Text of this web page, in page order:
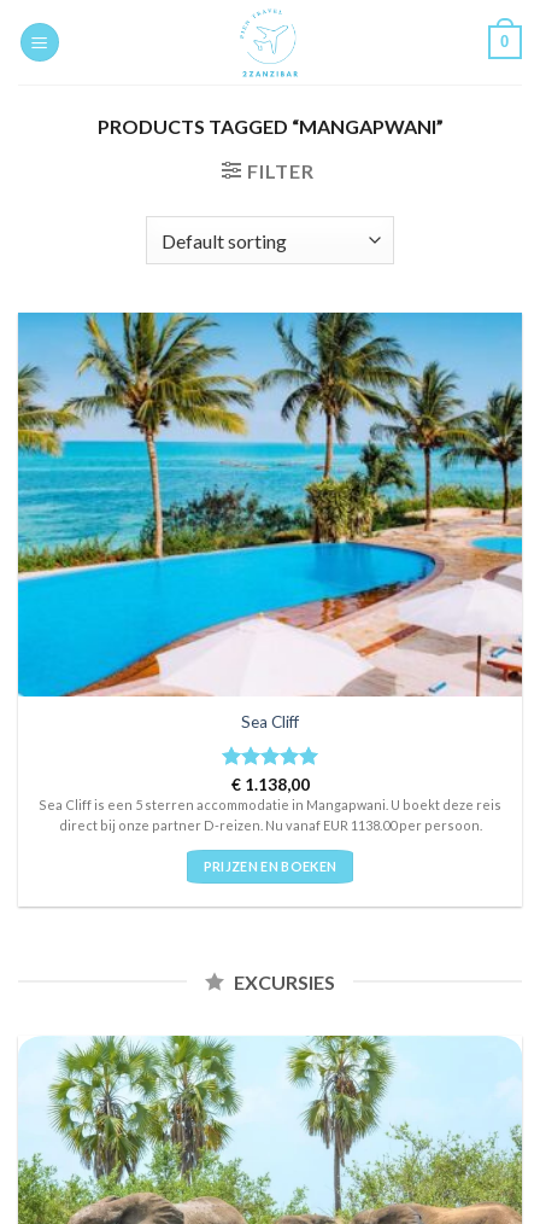
0
PRODUCTS TAGGED “MANGAPWANI”
FILTER
Sea Cliff
Rated5
out of 5
€1.138,00
Sea Cliff is een 5 sterren accommodatie in Mangapwani. U boekt deze reis
direct bij onze partner D-reizen. Nu vanaf EUR 1138.00 per persoon.
PRIJZEN EN BOEKEN
EXCURSIES